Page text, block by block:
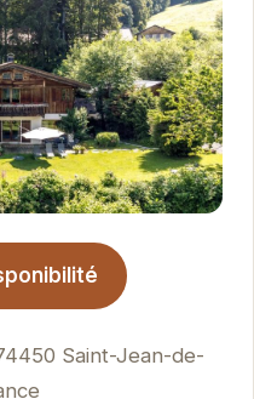
Saint-Jean-de-